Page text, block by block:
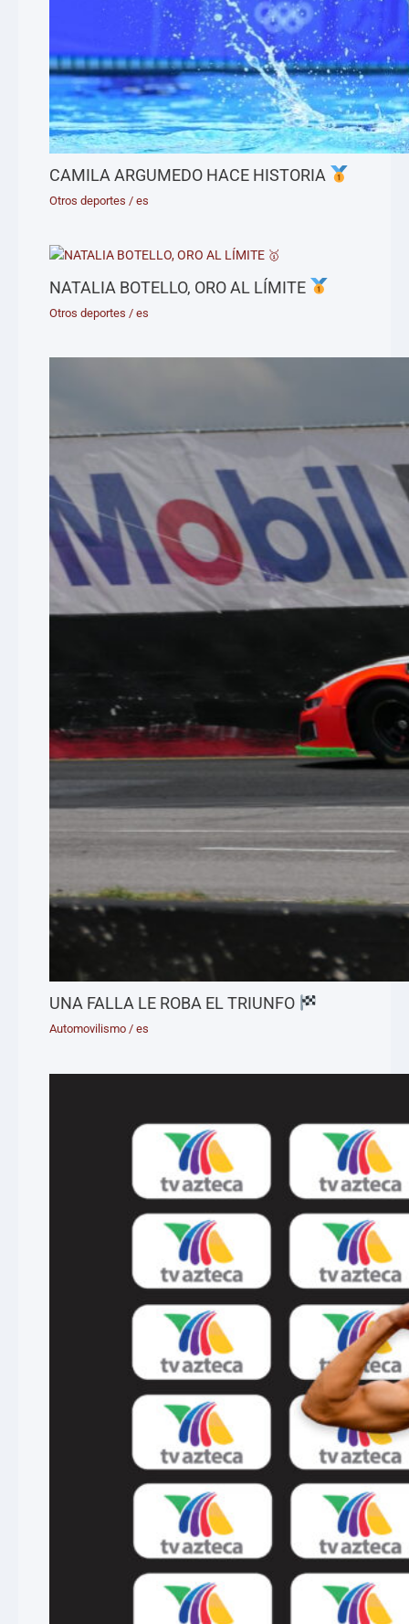
CAMILA ARGUMEDO HACE HISTORIA
Otros deportes /es
NATALIA BOTELLO, ORO AL LÍMITE
Otros deportes /es
UNA FALLA LE ROBA EL TRIUNFO
Automovilismo /es